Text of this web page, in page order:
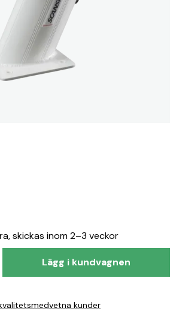
skickas inom 2–3 veckor
Lägg i kundvagnen
kunder